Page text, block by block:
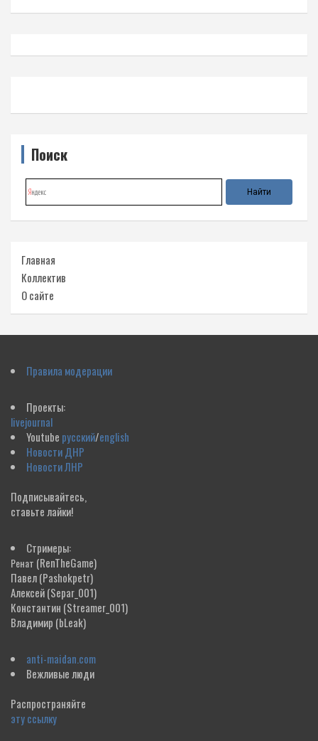
Поиск
Главная
Коллектив
О сайте
Правила модерации
Проекты:
livejournal
Youtube русский/english
Новости ДНР
Новости ЛНР
Подписывайтесь,
ставьте лайки!
Стримеры:
Ренат (RenTheGame)
Павел(Pashokpetr)
Алексей(Separ_001)
Константин (Streamer_001)
Владимир (bLeak)
anti-maidan.com
Вежливые люди
Распространяйте
эту ссылку